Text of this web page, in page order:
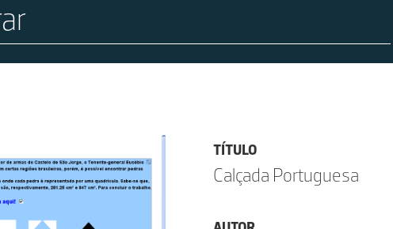
TÍTULO
Calçada Portuguesa